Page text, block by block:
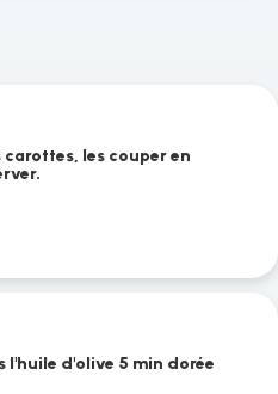
les couper en
l'huile d'olive 5 min dorée